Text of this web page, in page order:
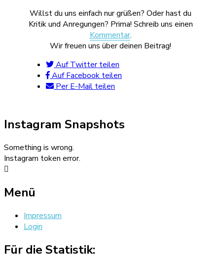
Willst du uns einfach nur grüßen? Oder hast du
Kritik und Anregungen? Prima! Schreib uns einen
Kommentar.
Wir freuen uns über deinen Beitrag!
Auf Twitter teilen
Auf Facebook teilen
Per E-Mail teilen
Instagram Snapshots
Something is wrong.
Instagram token error.
Menü
Impressum
Login
Für die Statistik: